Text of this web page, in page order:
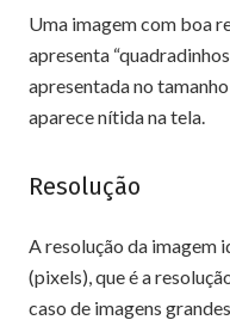
Uma imagem com boa
apresenta
apresentada no
aparece nítida na tela.
Resolução
A resolução da imagem
(pixels), que é a
caso de imagens